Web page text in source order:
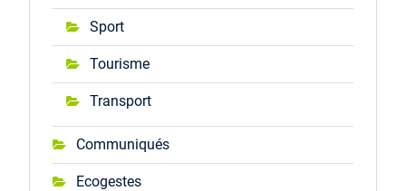
Sport
Tourisme
Transport
Communiqués
Ecogestes